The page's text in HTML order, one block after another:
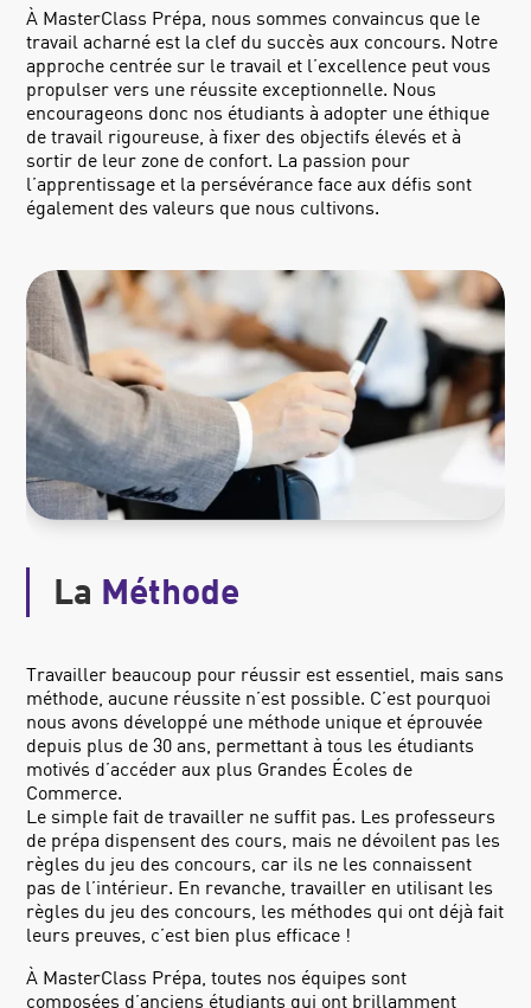
À MasterClass Prépa, nous sommes convaincus que le
travail acharné est la clef du succès aux concours. Notre
approche centrée sur le travail et l’excellence peut vous
propulser vers une réussite exceptionnelle. Nous
encourageons donc nos étudiants à adopter une éthique
de travail rigoureuse, à fixer des objectifs élevés et à
sortir de leur zone de confort. La passion pour
l’apprentissage et la persévérance face aux défis sont
également des valeurs que nous cultivons.
La Méthode
Travailler beaucoup pour réussir est essentiel, mais sans
méthode, aucune réussite n’est possible. C’est pourquoi
nous avons développé une méthode unique et éprouvée
depuis plus de 30 ans, permettant à tous les étudiants
motivés d’accéder aux plus Grandes Écoles de
Commerce.
Le simple fait de travailler ne suffit pas. Les professeurs
de prépa dispensent des cours, mais ne dévoilent pas les
règles du jeu des concours, car ils ne les connaissent
pas de l’intérieur. En revanche, travailler en utilisant les
règles du jeu des concours, les méthodes qui ont déjà fait
leurs preuves, c’est bien plus efficace !
À MasterClass Prépa, toutes nos équipes sont
composées d’anciens étudiants qui ont brillamment